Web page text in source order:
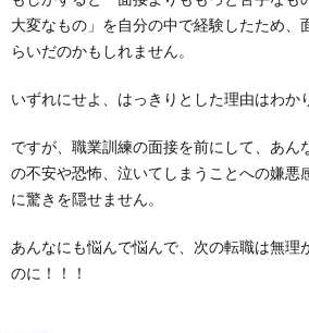
大変なもの」を自分の中で経験したため、
らいだのかもしれません。
いずれにせよ、はっきりとした理由はわか
ですが、職業訓練の面接を前にして、あん
の不安や恐怖、泣いてしまうことへの嫌悪
に驚きを隠せません。
あんなにも悩んで悩んで、次の転職は無理
のに！！！